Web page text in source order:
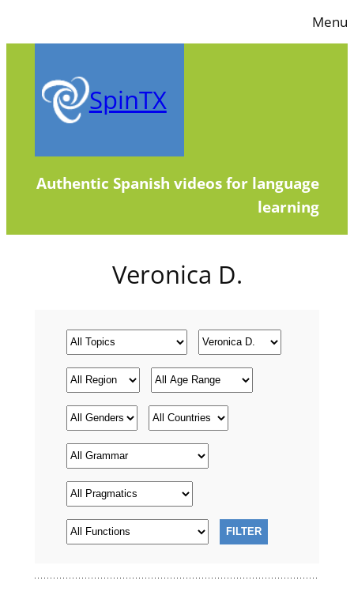
to
Menu
SpinTX
Authentic Spanish videos for language
learning
Veronica D.